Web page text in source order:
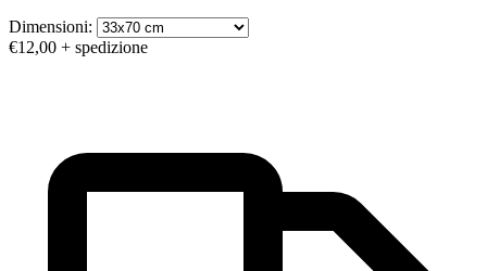
Dimensioni:
€12,00 + spedizione